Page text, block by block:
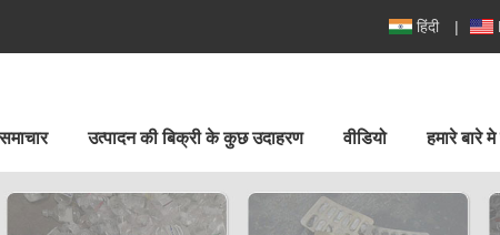
हिंदी |
समाचार उत्पादन की बिक्री के कुछ उदाहरण वीडियो हमारे बारे